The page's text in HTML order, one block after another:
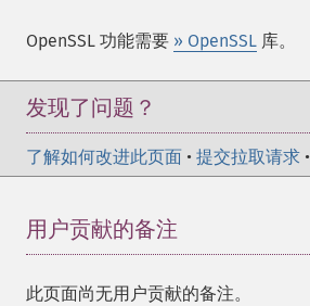
OpenSSL 功能需要 » OpenSSL 库。
发现了问题？
了解如何改进此页面 • 提交拉取请求 •
用户贡献的备注
此页面尚无用户贡献的备注。